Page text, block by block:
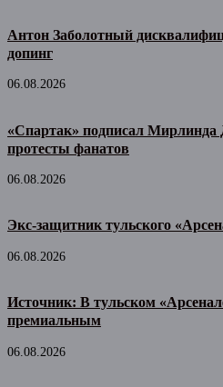
Антон Заболотный
допинг
06.08.2026
«Спартак» подписал Мирлинда
протесты фанатов
06.08.2026
Экс-защитник тульского
06.08.2026
Источник: В тульском
премиальным
06.08.2026